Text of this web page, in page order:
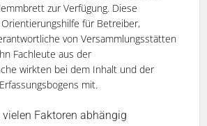
zur Verfügung. Diese
für Betreiber,
von Versammlungsstätten
Fachleute aus der
wirkten bei dem Inhalt und der
mit.
Faktoren abhängig